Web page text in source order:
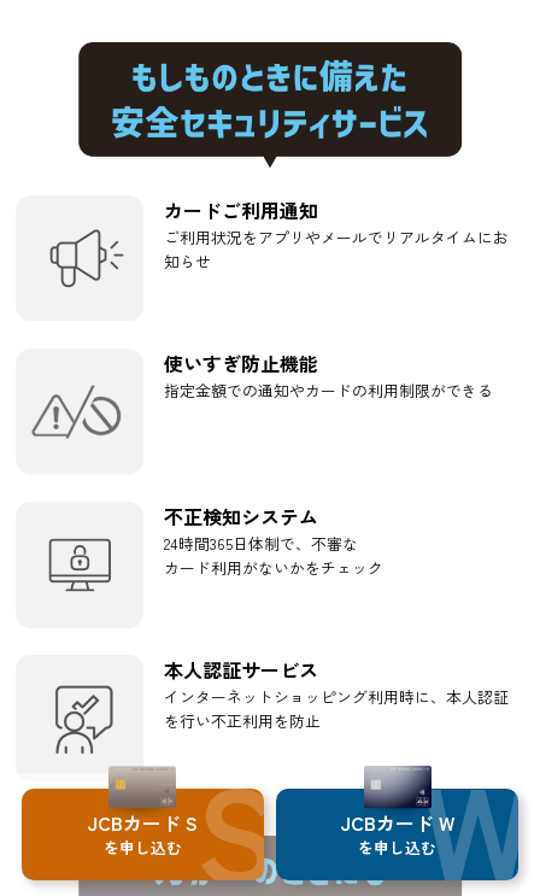
カードご利用通知
ご利用状況をアプリやメールでリアルタイムにお
知らせ
使いすぎ防止機能
指定金額での通知やカードの利用制限ができる
不正検知システム
24時間365日体制で、不審な
カード利用がないかをチェック
本人認証サービス
インターネットショッピング利用時に、本人認証
を行い不正利用を防止
JCBカード S
を申し込む
JCBカード W
を申し込む